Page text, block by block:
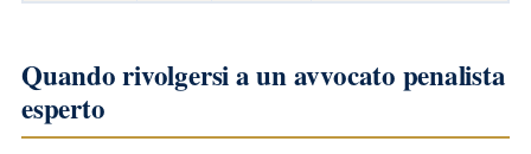
Quando rivolgersi a un avvocato penalista
esperto